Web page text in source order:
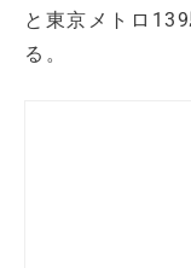
と東京メトロ
る。